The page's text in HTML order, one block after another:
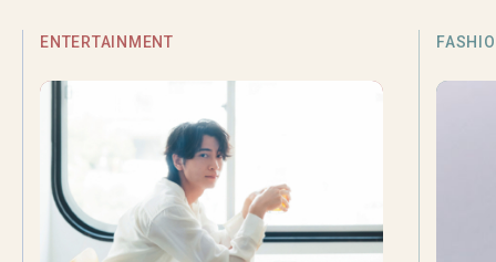
ENTERTAINMENT